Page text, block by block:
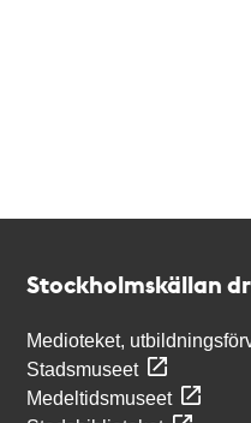
Stockholmskällan
Medioteket,
Stadsmuseet
Medeltidsmuseet